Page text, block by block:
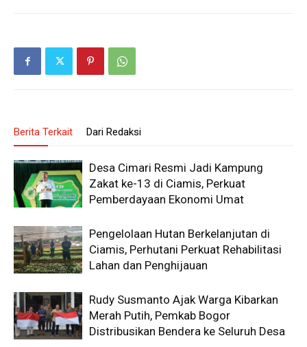
Berita Terkait Dari Redaksi
Desa Cimari Resmi Jadi Kampung
Zakat ke-13 di Ciamis, Perkuat
Pemberdayaan Ekonomi Umat
Pengelolaan Hutan Berkelanjutan di
Ciamis, Perhutani Perkuat Rehabilitasi
Lahan dan Penghijauan
Rudy Susmanto Ajak Warga Kibarkan
Merah Putih, Pemkab Bogor
Distribusikan Bendera ke Seluruh Desa